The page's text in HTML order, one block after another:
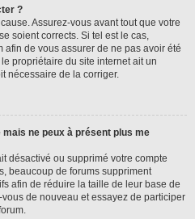
?
Assurez-vous avant tout que votre
soient corrects. Si tel est le cas,
afin de vous assurer de ne pas avoir été
propriétaire du site internet ait un
nécessaire de la corriger.
ne peux à présent plus me
désactivé ou supprimé votre compte
beaucoup de forums suppriment
afin de réduire la taille de leur base de
de nouveau et essayez de participer